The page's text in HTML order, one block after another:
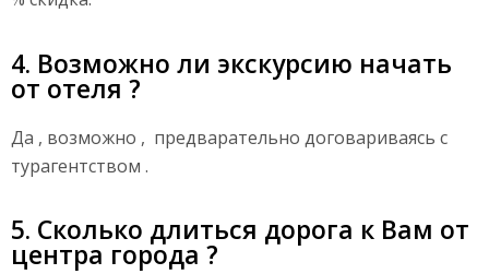
4. Возможно ли экскурсию начать
от отеля ?
Да , возможно , предварательно договариваясь с
турагентством .
5. Сколько длиться дорога к Вам от
центра города ?